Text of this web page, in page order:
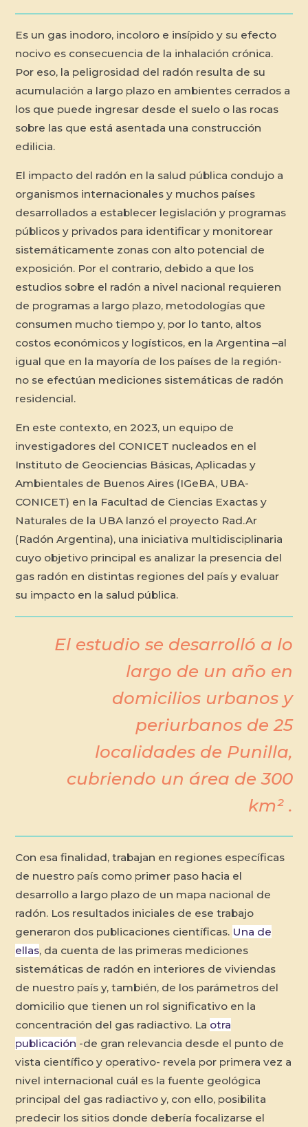
Es un gas inodoro, incoloro e insípido y su efecto
nocivo es consecuencia de la inhalación crónica.
Por eso, la peligrosidad del radón resulta de su
acumulación a largo plazo en ambientes cerrados a
los que puede ingresar desde el suelo o las rocas
sobre las que está asentada una construcción
edilicia.
El impacto del radón en la salud pública condujo a
organismos inter­nacionales y muchos países
desarrollados a establecer legislación y programas
públicos y privados para identificar y monitorear
sistemáticamente zonas con alto potencial de
exposición. Por el contrario, debido a que los
estudios sobre el radón a nivel nacional requieren
de programas a largo plazo, metodologías que
consumen mucho tiempo y, por lo tanto, altos
costos económicos y logísticos, en la Argentina –al
igual que en la mayoría de los países de la región-
no se efectúan mediciones sistemáticas de radón
residencial.
En este contexto, en 2023, un equipo de
investigadores del CONICET nucleados en el
Instituto de Geociencias Básicas, Aplicadas y
Ambientales de Buenos Aires (IGeBA, UBA-
CONICET) en la Facultad de Ciencias Exactas y
Naturales de la UBA lanzó el proyecto Rad.Ar
(Radón Argentina), una iniciativa multidisciplinaria
cuyo objetivo principal es analizar la presencia del
gas radón en distintas regiones del país y evaluar
su impacto en la salud pública.
El estudio se desarrolló a lo
largo de un año en
domicilios urbanos y
periurbanos de 25
localidades de Punilla,
cubriendo un área de 300
km² .
Con esa finalidad, trabajan en regiones específicas
de nuestro país como primer paso hacia el
desarrollo a largo plazo de un mapa nacional de
radón. Los resultados iniciales de ese trabajo
generaron dos publicaciones científicas. Una de
ellas, da cuenta de las primeras mediciones
sistemáticas de radón en interiores de viviendas
de nuestro país y, también, de los parámetros del
domicilio que tienen un rol significativo en la
concentración del gas radiactivo. La otra
publicación -de gran relevancia desde el punto de
vista científico y operativo- revela por primera vez a
nivel internacional cuál es la fuente geológica
principal del gas radiactivo y, con ello, posibilita
predecir los sitios donde debería focalizarse el